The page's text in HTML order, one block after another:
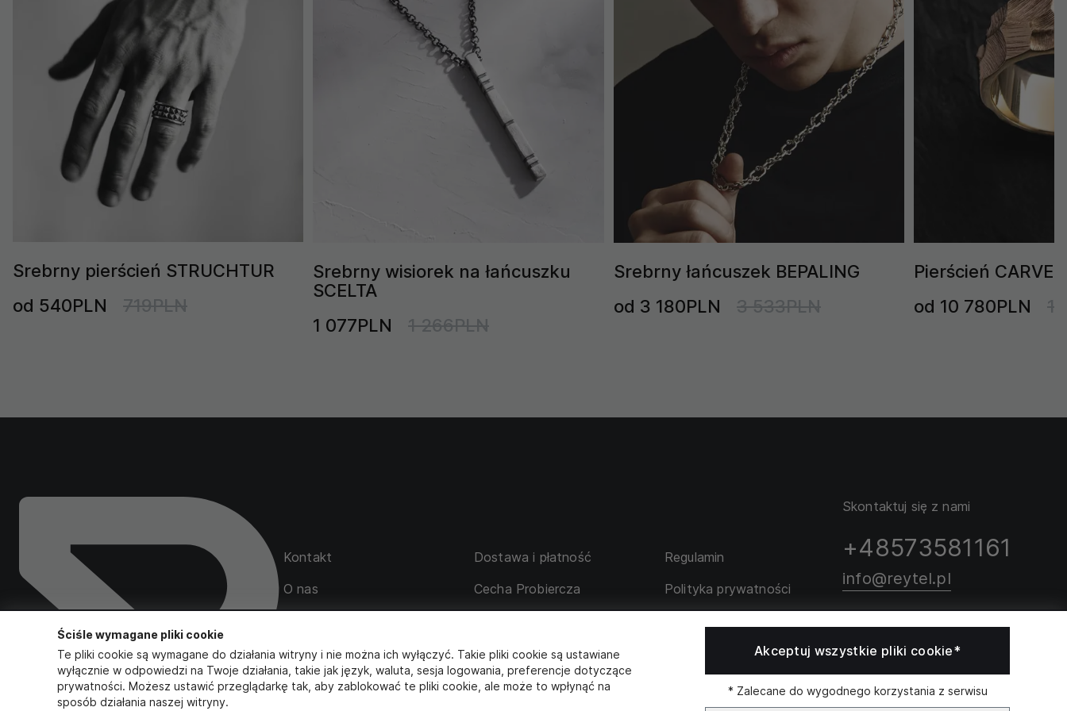
Srebrny pierścień STRUCHTUR
od 540PLN
719PLN
Srebrny wisiorek na łańcuszku
SCELTA
1 077PLN
1 266PLN
Srebrny łańcuszek BEPALING
od 3 180PLN
3 533PLN
Pierścień
od 10 780PLN
Kontakt Dostawa i płatność
Regulamin
O nas
Cecha Probiercza
Polityka prywatności
Zamówienia korporacyjne
Współpraca z partnerami
Skontaktuj się z nami
+48573581161
info@reytel.pl
Ściśle wymagane pliki cookie
Te pliki cookie są wymagane do działania witryny i nie można ich wyłączyć. Takie pliki cookie są ustawiane
wyłącznie w odpowiedzi na Twoje działania, takie jak język, waluta, sesja logowania, preferencje dotyczące
prywatności. Możesz ustawić przeglądarkę tak, aby zablokować te pliki cookie, ale może to wpłynąć na
sposób działania naszej witryny.
Akceptuj wszystkie pliki cookie*
* Zalecane do wygodnego korzystania z serwisu